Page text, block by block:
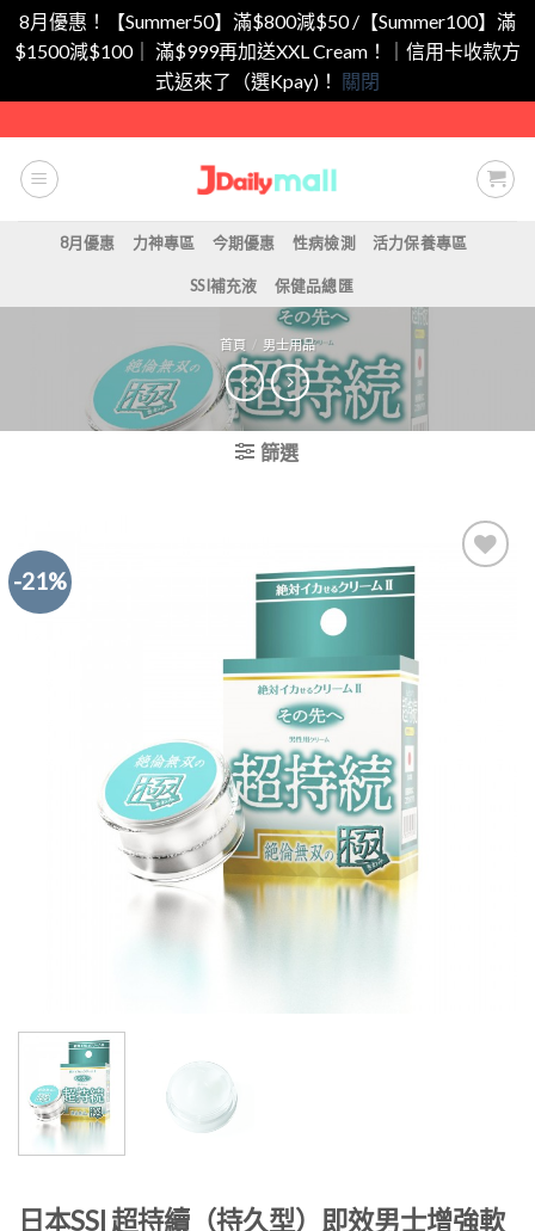
8月優惠！【Summer50】滿$800減$50 /【Summer100】滿
$1500減$100｜ 滿$999再加送XXL Cream！｜信用卡收款方
式返來了（選Kpay)！ 關閉
to
content
8月優惠 力神專區 今期優惠 性病檢測 活力保養專區
SSI補充液 保健品總匯
首頁 / 男士用品
篩選
-21%
日本SSI 超持續（持久型）即效男士增強軟